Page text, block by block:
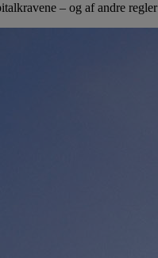
– og af andre regler